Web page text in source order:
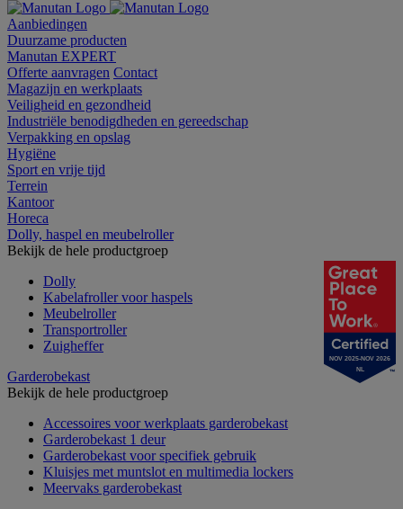
Aanbiedingen
Duurzame producten
Manutan EXPERT
Offerte aanvragen Contact
Magazijn en werkplaats
Veiligheid en gezondheid
Industriële benodigdheden en gereedschap
Verpakking en opslag
Hygiëne
Sport en vrije tijd
Terrein
Kantoor
Horeca
Dolly, haspel en meubelroller
Bekijk de hele productgroep
Dolly
Kabelafroller voor haspels
Meubelroller
Transportroller
Zuigheffer
Garderobekast
Bekijk de hele productgroep
Accessoires voor werkplaats garderobekast
Garderobekast 1 deur
Garderobekast voor specifiek gebruik
Kluisjes met muntslot en multimedia lockers
Meervaks garderobekast
NOV 2025-NOV 2026
NL